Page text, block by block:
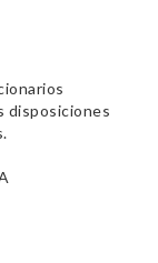
disposiciones